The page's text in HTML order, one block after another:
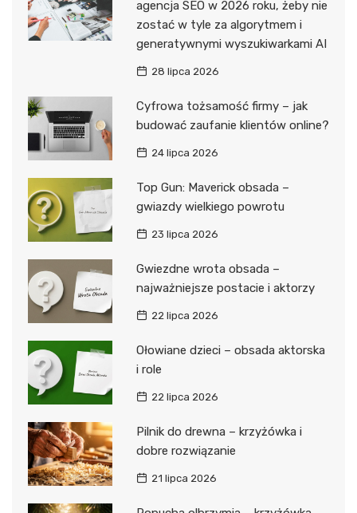
agencja SEO w 2026 roku, żeby nie
zostać w tyle za algorytmem i
generatywnymi wyszukiwarkami AI
28 lipca 2026
Cyfrowa tożsamość firmy – jak
budować zaufanie klientów online?
24 lipca 2026
Top Gun: Maverick obsada –
gwiazdy wielkiego powrotu
23 lipca 2026
Gwiezdne wrota obsada –
najważniejsze postacie i aktorzy
22 lipca 2026
Ołowiane dzieci – obsada aktorska
i role
22 lipca 2026
Pilnik do drewna – krzyżówka i
dobre rozwiązanie
21 lipca 2026